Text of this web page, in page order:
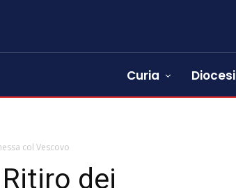
Curia Diocesi
col Vescovo
Ritiro dei